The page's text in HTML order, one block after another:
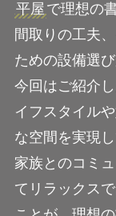
平屋 で理想の
間取りの工夫
ための設備選び
今回はご紹介
イフスタイル
な空間を実現し
家族とのコミ
てリラックス